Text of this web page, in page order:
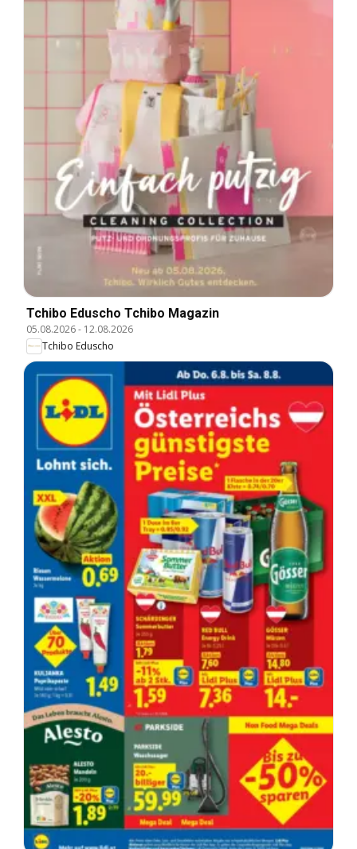
Tchibo Eduscho Tchibo Magazin
05.08.2026- 12.08.2026
Tchibo Eduscho